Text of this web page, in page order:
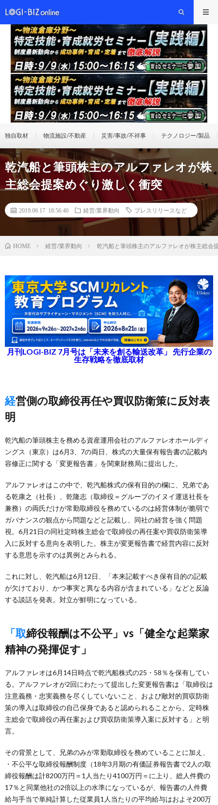
独自取材 物流施設/不動産 災害/事故/不祥事 テクノロジー/製品
乾汽船と筆頭株主のアルファレオが株
主総会提案めぐり激しく衝突
2019.06.17 18:56:40 経営/業界動向 プレスリリースなど
HOME 経営/業界動向 乾汽船と筆頭株主のアルファレオが株主総会
月刊LOGI-BIZ 7月号は「未来を創る輸送改革」 先行企業の
生存戦略を徹底取材
経営側の取締役再任や買収防衛策に反対表
明
乾汽船の筆頭株主を務める資産運用会社のアルファレオホールディ
ングス（東京）は6月3、7の両日、株式の大量保有報告書の記載内
容修正に関する「変更報告書」を関東財務局に提出した。
アルファレオはこの中で、乾汽船株式の保有目的の欄に、兄弟であ
る乾康之（社長）、乾隆志（取締役＝グループのイヌイ運送社長を
兼務）の両氏だけが常勤取締役を務めているのは経営体制が脆弱で
ガバナンスの観点から問題などと記載し、同社の経営を強く問題
視。6月21日の同社定時株主総会で取締役の再任案や買収防衛策導
入に反対する意向を表明した。株主が変更報告書で経営内容に反対
する意思を示すのは異例とみられる。
これに対し、乾汽船は6月12日、「本来記載すべき保有目的の記載
が欠けており、かつ事実と異なる内容が含まれている」などと反論
する談話を発表。対立が鮮明になっている。
「取締役報酬は不公平」vs「健全な起業家
精神の発揮促す」
アルファレオは6月14日時点で乾汽船株式の25・58％を保有してい
る。アルファレオが2回にわたって提出した変更報告書は「取締役は
注意義務・忠実義務を尽くしていないこと、および敵対的買収防衛
策の導入は取締役の自己保身であると認められることから、定時株
主総会で取締役の再任案および買収防衛策導入案に反対する」と明
言。
その背景として、兄弟のみが常勤取締役を務めていることに加え、
・不公平な取締役報酬制度（18年3月期の有価証券報告書で2人の取
締役報酬は計8200万円＝1人当たり4100万円＝に上り、総人件費の
17％と同業他社の2倍以上の水準になっているが、報告書の人件費
給与手当で単純計算した従業員1人当たりの平均給与はおよそ200万